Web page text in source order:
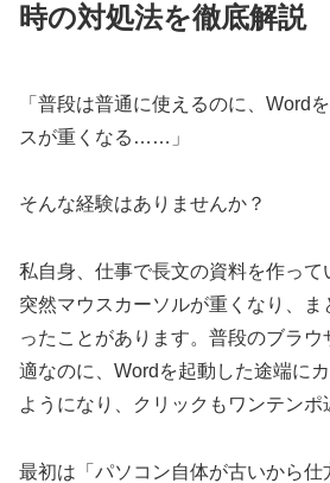
時の対処法を徹底解説
「普段は普通に使えるのに、Word
スが重くなる……」
そんな経験はありませんか？
私自身、仕事で長文の資料を作って
突然マウスカーソルが重くなり、
ったことがあります。普段のブラ
適なのに、Wordを起動した途端に
ようになり、クリックもワンテンポ
最初は「パソコン自体が古いから仕